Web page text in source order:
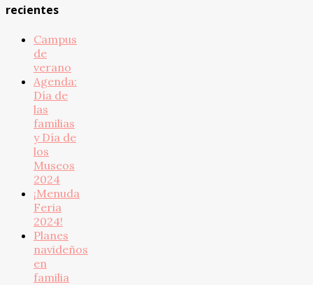
recientes
Campus
de
verano
Agenda:
Día de
las
familias
y Día de
los
Museos
2024
¡Menuda
Feria
2024!
Planes
navideños
en
familia